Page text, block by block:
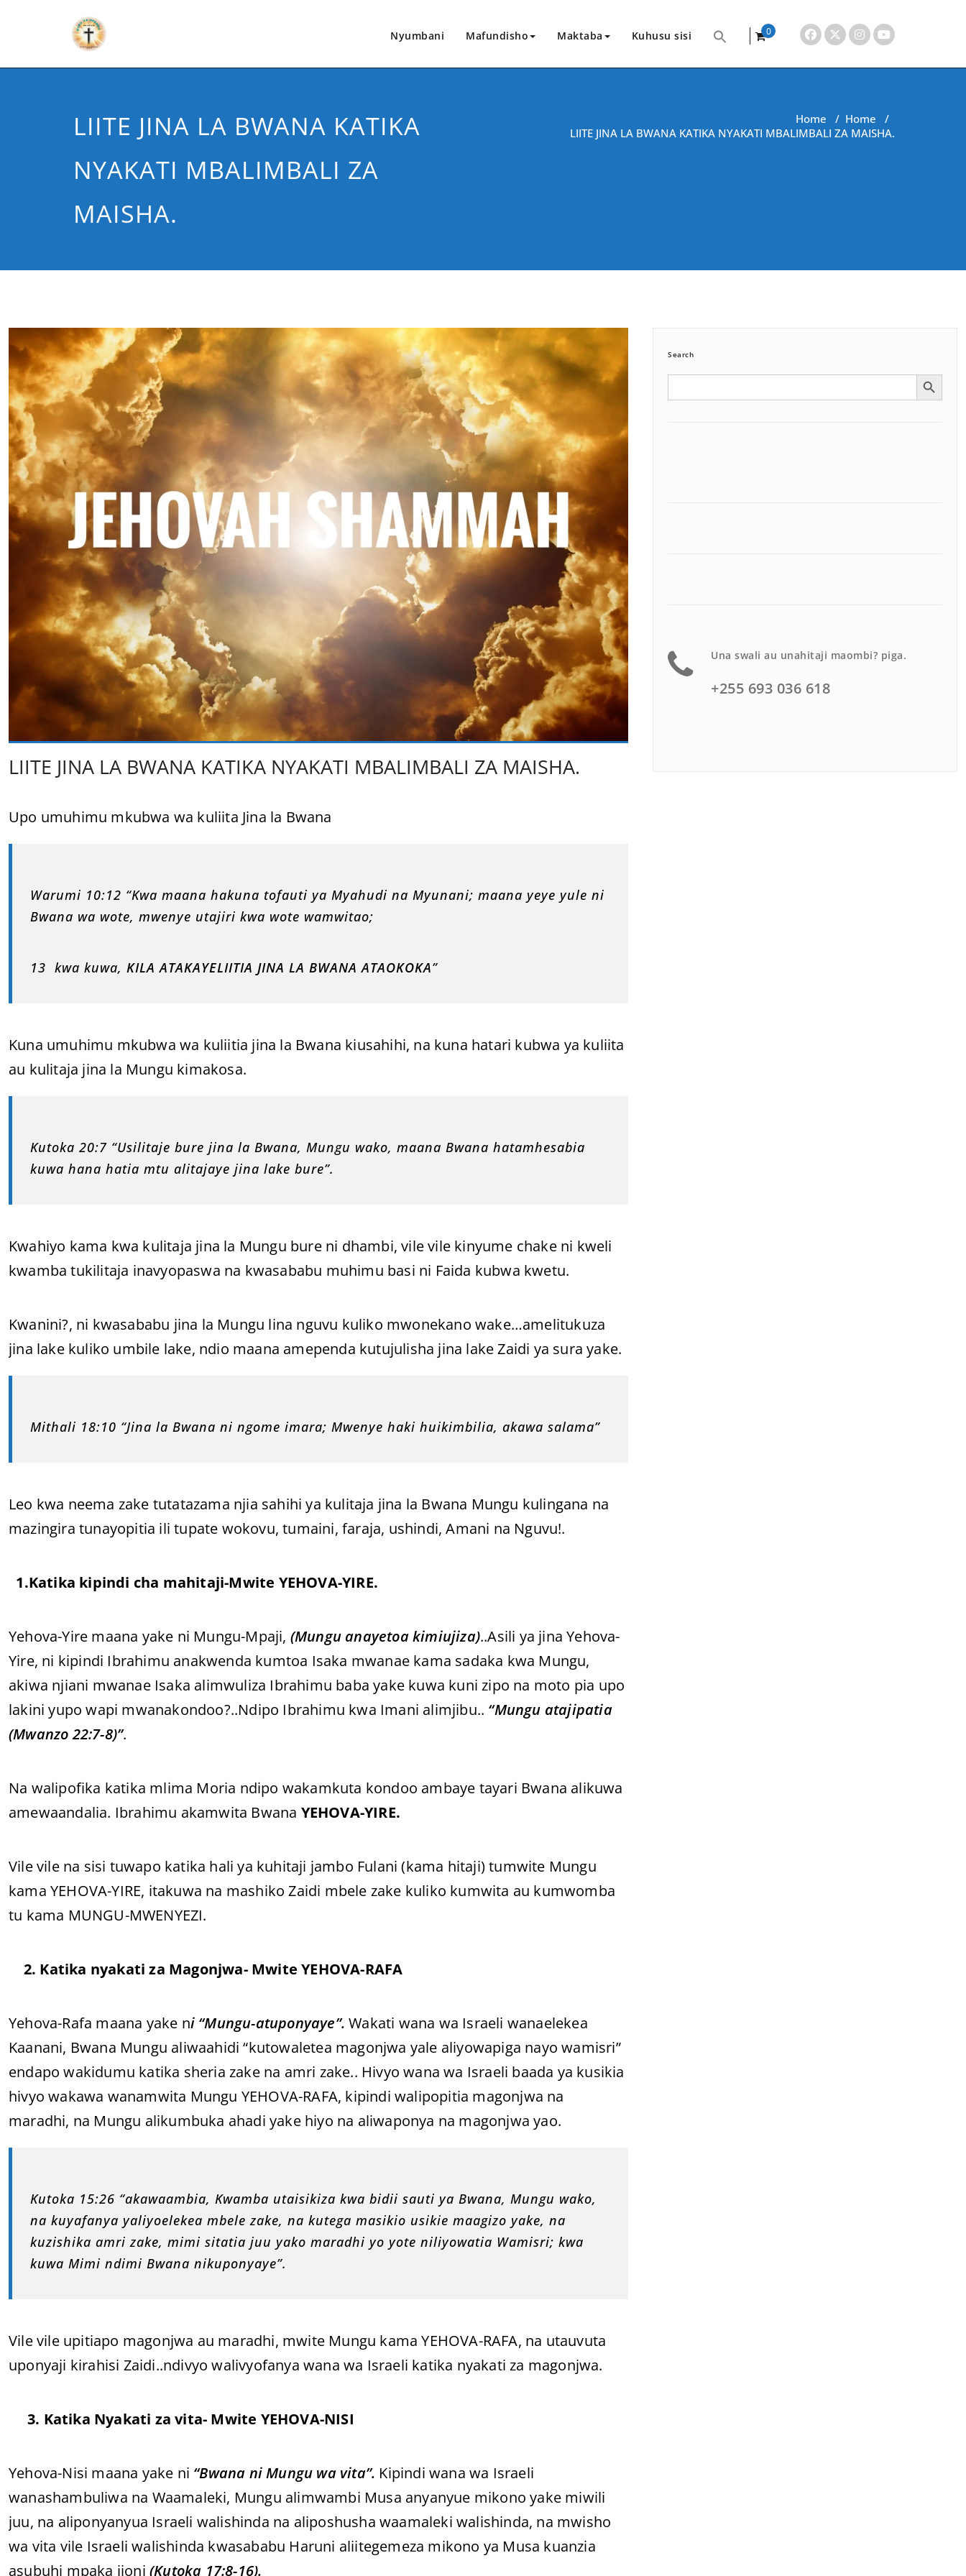
Nyumbani Mafundisho Maktaba Kuhusu sisi
0
LIITE JINA LA BWANA KATIKA
NYAKATI MBALIMBALI ZA
MAISHA.
Home / Home /
LIITE JINA LA BWANA KATIKA NYAKATI MBALIMBALI ZA MAISHA.
LIITE JINA LA BWANA KATIKA NYAKATI MBALIMBALI ZA MAISHA.
Upo umuhimu mkubwa wa kuliita Jina la Bwana
Warumi 10:12 “Kwa maana hakuna tofauti ya Myahudi na Myunani; maana yeye yule ni
Bwana wa wote, mwenye utajiri kwa wote wamwitao;
13 kwa kuwa, KILA ATAKAYELIITIA JINA LA BWANA ATAOKOKA”
Kuna umuhimu mkubwa wa kuliitia jina la Bwana kiusahihi, na kuna hatari kubwa ya kuliita
au kulitaja jina la Mungu kimakosa.
Kutoka 20:7 “Usilitaje bure jina la Bwana, Mungu wako, maana Bwana hatamhesabia
kuwa hana hatia mtu alitajaye jina lake bure”.
Kwahiyo kama kwa kulitaja jina la Mungu bure ni dhambi, vile vile kinyume chake ni kweli
kwamba tukilitaja inavyopaswa na kwasababu muhimu basi ni Faida kubwa kwetu.
Kwanini?, ni kwasababu jina la Mungu lina nguvu kuliko mwonekano wake…amelitukuza
jina lake kuliko umbile lake, ndio maana amependa kutujulisha jina lake Zaidi ya sura yake.
Mithali 18:10 “Jina la Bwana ni ngome imara; Mwenye haki huikimbilia, akawa salama”
Leo kwa neema zake tutatazama njia sahihi ya kulitaja jina la Bwana Mungu kulingana na
mazingira tunayopitia ili tupate wokovu, tumaini, faraja, ushindi, Amani na Nguvu!.
1.Katika kipindi cha mahitaji-Mwite YEHOVA-YIRE.
Yehova-Yire maana yake ni Mungu-Mpaji, (Mungu anayetoa kimiujiza)..Asili ya jina Yehova-
Yire, ni kipindi Ibrahimu anakwenda kumtoa Isaka mwanae kama sadaka kwa Mungu,
akiwa njiani mwanae Isaka alimwuliza Ibrahimu baba yake kuwa kuni zipo na moto pia upo
lakini yupo wapi mwanakondoo?..Ndipo Ibrahimu kwa Imani alimjibu.. “Mungu atajipatia
(Mwanzo 22:7-8)”.
Na walipofika katika mlima Moria ndipo wakamkuta kondoo ambaye tayari Bwana alikuwa
amewaandalia. Ibrahimu akamwita Bwana YEHOVA-YIRE.
Vile vile na sisi tuwapo katika hali ya kuhitaji jambo Fulani (kama hitaji) tumwite Mungu
kama YEHOVA-YIRE, itakuwa na mashiko Zaidi mbele zake kuliko kumwita au kumwomba
tu kama MUNGU-MWENYEZI.
2. Katika nyakati za Magonjwa- Mwite YEHOVA-RAFA
Yehova-Rafa maana yake ni “Mungu-atuponyaye”. Wakati wana wa Israeli wanaelekea
Kaanani, Bwana Mungu aliwaahidi “kutowaletea magonjwa yale aliyowapiga nayo wamisri”
endapo wakidumu katika sheria zake na amri zake.. Hivyo wana wa Israeli baada ya kusikia
hivyo wakawa wanamwita Mungu YEHOVA-RAFA, kipindi walipopitia magonjwa na
maradhi, na Mungu alikumbuka ahadi yake hiyo na aliwaponya na magonjwa yao.
Kutoka 15:26 “akawaambia, Kwamba utaisikiza kwa bidii sauti ya Bwana, Mungu wako,
na kuyafanya yaliyoelekea mbele zake, na kutega masikio usikie maagizo yake, na
kuzishika amri zake, mimi sitatia juu yako maradhi yo yote niliyowatia Wamisri; kwa
kuwa Mimi ndimi Bwana nikuponyaye”.
Vile vile upitiapo magonjwa au maradhi, mwite Mungu kama YEHOVA-RAFA, na utauvuta
uponyaji kirahisi Zaidi..ndivyo walivyofanya wana wa Israeli katika nyakati za magonjwa.
3. Katika Nyakati za vita- Mwite YEHOVA-NISI
Yehova-Nisi maana yake ni “Bwana ni Mungu wa vita”. Kipindi wana wa Israeli
wanashambuliwa na Waamaleki, Mungu alimwambi Musa anyanyue mikono yake miwili
juu, na aliponyanyua Israeli walishinda na aliposhusha waamaleki walishinda, na mwisho
wa vita vile Israeli walishinda kwasababu Haruni aliitegemeza mikono ya Musa kuanzia
asubuhi mpaka jioni (Kutoka 17:8-16).
Search
Search Search Button
Una swali au unahitaji maombi? piga.
+255 693 036 618